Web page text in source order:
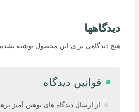
دیدگاهها
هیچ دیدگاهی برای این محصول نوشته
قوانین دیدگاه
از ارسال دیدگاه های توهین آمیز